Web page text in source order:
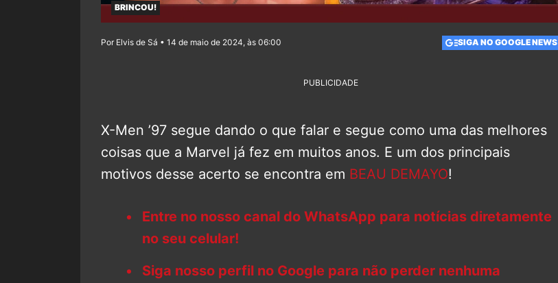
BRINCOU!
Por Elvis de Sá • 14 de maio de 2024, às 06:00 SIGA NO GOOGLE NEWS
PUBLICIDADE
X-Men ’97 segue dando o que falar e segue como uma das melhores
coisas que a Marvel já fez em muitos anos. E um dos principais
motivos desse acerto se encontra em BEAU DEMAYO!
Entre no nosso canal do WhatsApp para notícias diretamente
no seu celular!
Siga nosso perfil no Google para não perder nenhuma